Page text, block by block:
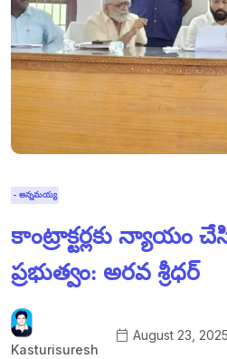
- అన్నమయ్య
కాంట్రాక్టర్లకు న్యాయం
ప్రభుత్వం: అరవ శ్రీధర్
Kasturisuresh
August 23, 2025